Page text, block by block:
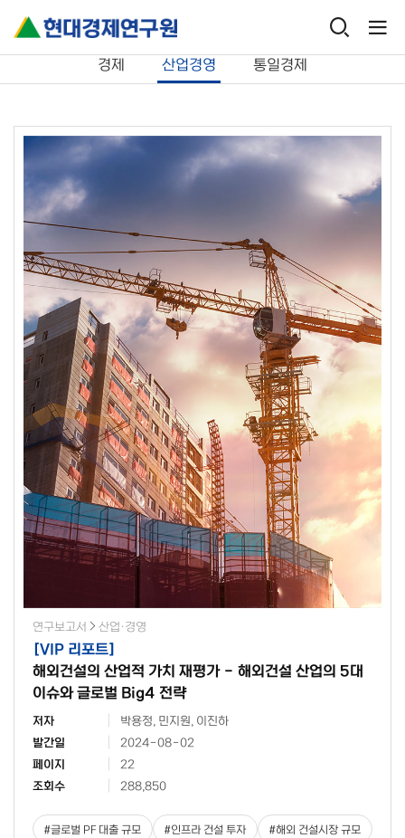
연구보고서
경제 산업경영 통일경제
연구보고서 산업·경영
[VIP 리포트]
해외건설의 산업적 가치 재평가 - 해외건설 산업의 5대
이슈와 글로벌 Big4 전략
저자
박용정, 민지원, 이진하
발간일
2024-08-02
페이지
22
조회수
288,850
#글로벌 PF 대출 규모 #인프라 건설 투자 #해외 건설시장 규모